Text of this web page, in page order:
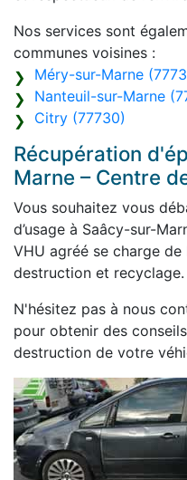
Nos services sont
communes voisines :
Méry-sur-Marne
Nanteuil-sur-Marne
Citry (77730)
Récupération
Marne – Centre
Vous souhaitez vous
d’usage à Saâcy-sur-
VHU agréé se charge
destruction et recyclage.
N'hésitez pas à nous
pour obtenir des
destruction de votre